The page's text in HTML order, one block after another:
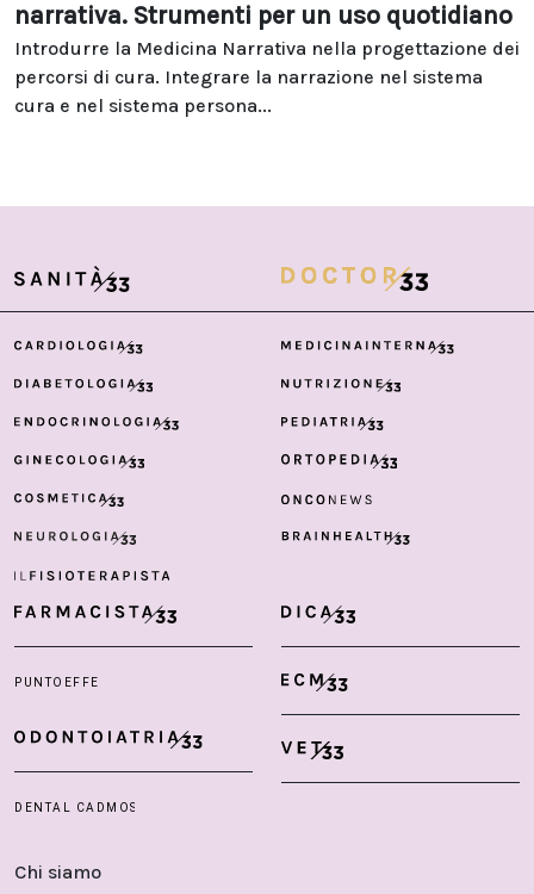
narrativa. Strumenti per un uso quotidiano
Introdurre la Medicina Narrativa nella progettazione dei
percorsi di cura. Integrare la narrazione nel sistema
cura e nel sistema persona...
Chi siamo